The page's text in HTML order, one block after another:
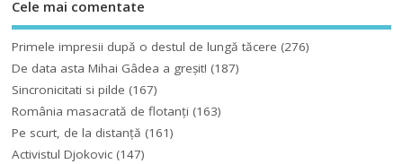
Cele mai comentate
Primele impresii după o destul de lungă tăcere (276)
De data asta Mihai Gâdea a greşit! (187)
Sincronicitati si pilde (167)
România masacrată de flotanţi (163)
Pe scurt, de la distanță (161)
Activistul Djokovic (147)